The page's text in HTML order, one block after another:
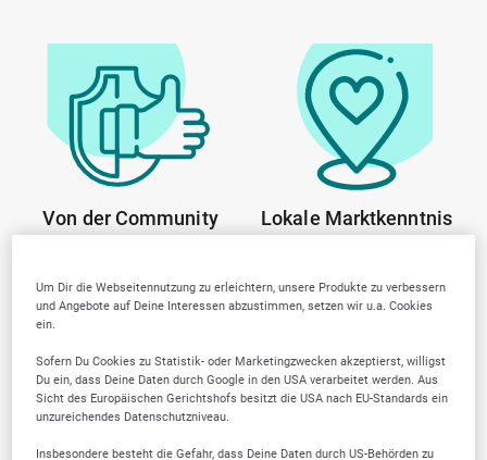
Von der Community
Lokale Marktkenntnis
Um Dir die Webseitennutzung zu erleichtern, unsere Produkte zu verbessern
und Angebote auf Deine Interessen abzustimmen, setzen wir u.a. Cookies
ein.
Sofern Du Cookies zu Statistik- oder Marketingzwecken akzeptierst, willigst
Du ein, dass Deine Daten durch Google in den USA verarbeitet werden. Aus
Sicht des Europäischen Gerichtshofs besitzt die USA nach EU-Standards ein
unzureichendes Datenschutzniveau.
Insbesondere besteht die Gefahr, dass Deine Daten durch US-Behörden zu